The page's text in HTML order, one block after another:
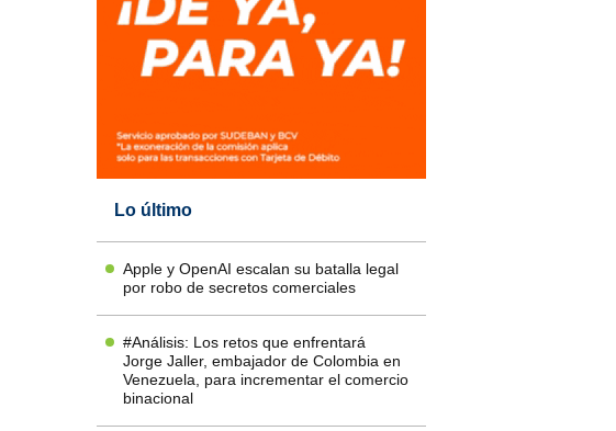
Lo último
Apple y OpenAI escalan su batalla legal
por robo de secretos comerciales
#Análisis: Los retos que enfrentará
Jorge Jaller, embajador de Colombia en
Venezuela, para incrementar el comercio
binacional